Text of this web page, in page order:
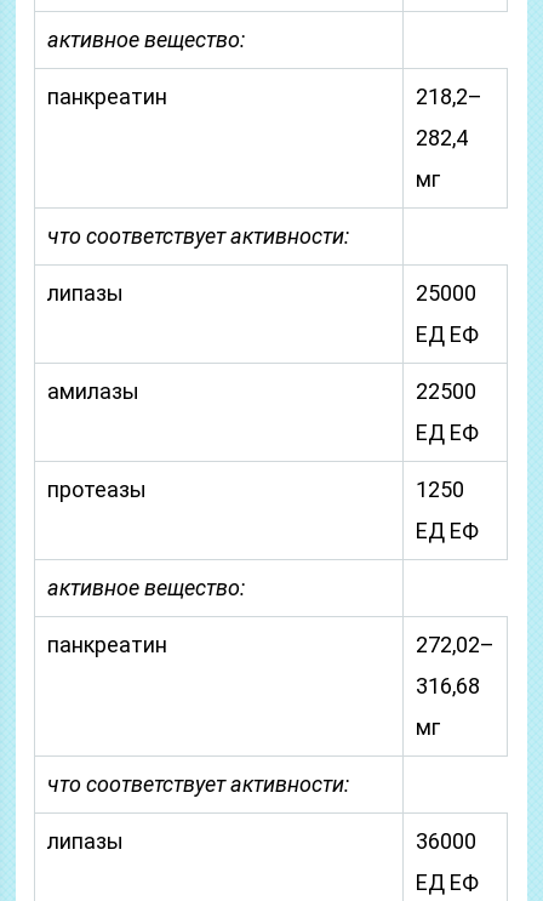
активное вещество:
панкреатин
218,2–
282,4
мг
что соответствует активности:
липазы
25000
ЕД ЕФ
амилазы
22500
ЕД ЕФ
протеазы
1250
ЕД ЕФ
активное вещество:
панкреатин
272,02–
316,68
мг
что соответствует активности:
липазы
36000
ЕД ЕФ